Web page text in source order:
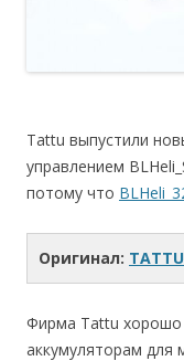
Tattu выпустили
управлением
потому что
Оригинал: TATTU
Фирма Tattu хорошо
аккумуляторам для